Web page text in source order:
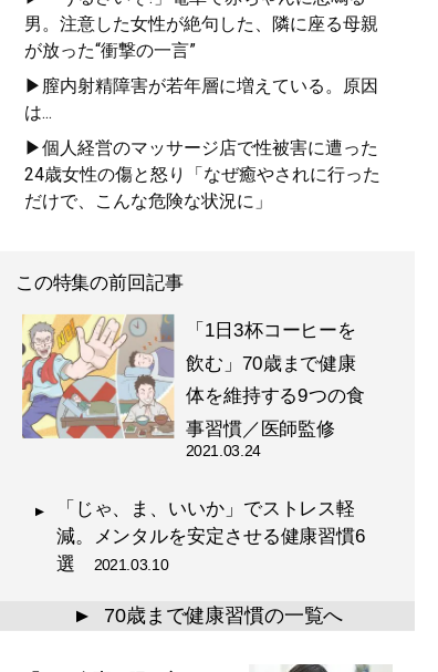
男。注意した女性が絶句した、隣に座る母親
が放った“衝撃の一言”
▶膣内射精障害が若年層に増えている。原因
は...
▶個人経営のマッサージ店で性被害に遭った
24歳女性の傷と怒り「なぜ癒やされに行った
だけで、こんな危険な状況に」
この特集の前回記事
「1日3杯コーヒーを
飲む」70歳まで健康
体を維持する9つの食
事習慣／医師監修
2021.03.24
「じゃ、ま、いいか」でストレス軽
減。メンタルを安定させる健康習慣6
選
2021.03.10
▲ 70歳まで健康習慣の一覧へ